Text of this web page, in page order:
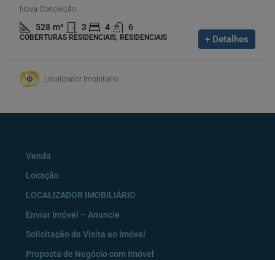
Nova Conceição
528 m² 3 4 6
COBERTURAS RESIDENCIAIS, RESIDENCIAIS + Detalhes
Localizador Imobiliario
Venda
Locação
LOCALIZADOR IMOBILIÁRIO
Enviar Imóvel – Anuncie
Solicitação de Visita ao Imóvel
Proposta de Negócio com Imóvel